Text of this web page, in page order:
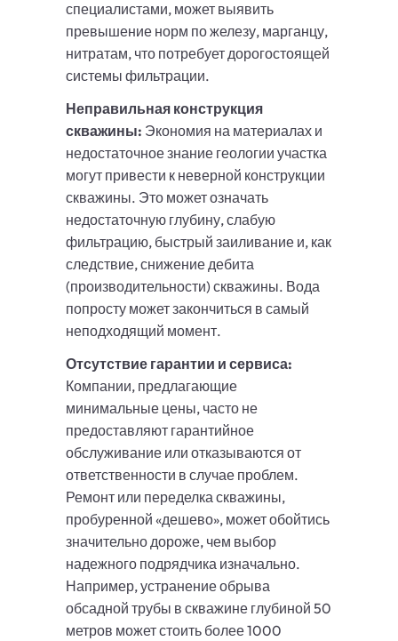
специалистами, может выявить
превышение норм по железу, марганцу,
нитратам, что потребует дорогостоящей
системы фильтрации.
Неправильная конструкция
скважины: Экономия на материалах и
недостаточное знание геологии участка
могут привести к неверной конструкции
скважины. Это может означать
недостаточную глубину, слабую
фильтрацию, быстрый заиливание и, как
следствие, снижение дебита
(производительности) скважины. Вода
попросту может закончиться в самый
неподходящий момент.
Отсутствие гарантии и сервиса:
Компании, предлагающие
минимальные цены, часто не
предоставляют гарантийное
обслуживание или отказываются от
ответственности в случае проблем.
Ремонт или переделка скважины,
пробуренной «дешево», может обойтись
значительно дороже, чем выбор
надежного подрядчика изначально.
Например, устранение обрыва
обсадной трубы в скважине глубиной 50
метров может стоить более 1000